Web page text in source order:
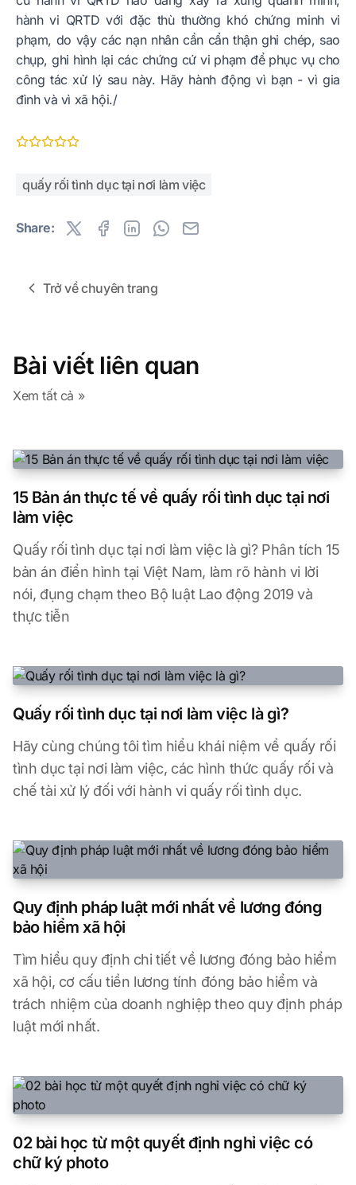
hành vi QRTD với đặc thù thường khó chứng minh vi
phạm, do vậy các nạn nhân cần cẩn thận ghi chép, sao
chụp, ghi hình lại các chứng cứ vi phạm để phục vụ cho
công tác xử lý sau này. Hãy hành động vì bạn - vì gia
đình và vì xã hội./
quấy rối tình dục tại nơi làm việc
Share:
Trở về chuyên trang
Bài viết liên quan
Xem tất cả »
15 Bản án thực tế về quấy rối tình dục tại nơi
làm việc
Quấy rối tình dục tại nơi làm việc là gì? Phân tích 15
bản án điển hình tại Việt Nam, làm rõ hành vi lời
nói, đụng chạm theo Bộ luật Lao động 2019 và
thực tiễn
Quấy rối tình dục tại nơi làm việc là gì?
Hãy cùng chúng tôi tìm hiểu khái niệm về quấy rối
tình dục tại nơi làm việc, các hình thức quấy rối và
chế tài xử lý đối với hành vi quấy rối tình dục.
Quy định pháp luật mới nhất về lương đóng
bảo hiểm xã hội
Tìm hiểu quy định chi tiết về lương đóng bảo hiểm
xã hội, cơ cấu tiền lương tính đóng bảo hiểm và
trách nhiệm của doanh nghiệp theo quy định pháp
luật mới nhất.
02 bài học từ một quyết định nghỉ việc có
chữ ký photo